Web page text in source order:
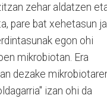
zehar aldatzen
pare bat xehetasun
egon ohi
mikrobiotan. Era
dezake
izan ohi da